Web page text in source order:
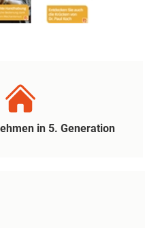
in 5. Generation